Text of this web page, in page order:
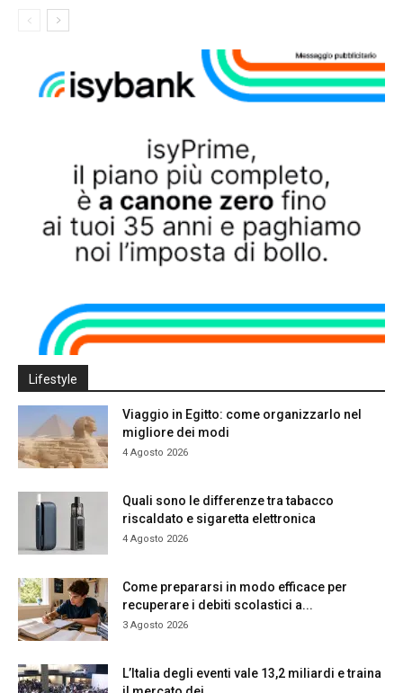
Lifestyle
Viaggio in Egitto: come organizzarlo nel
migliore dei modi
4 Agosto 2026
Quali sono le differenze tra tabacco
riscaldato e sigaretta elettronica
4 Agosto 2026
Come prepararsi in modo efficace per
recuperare i debiti scolastici a...
3 Agosto 2026
L’Italia degli eventi vale 13,2 miliardi e traina